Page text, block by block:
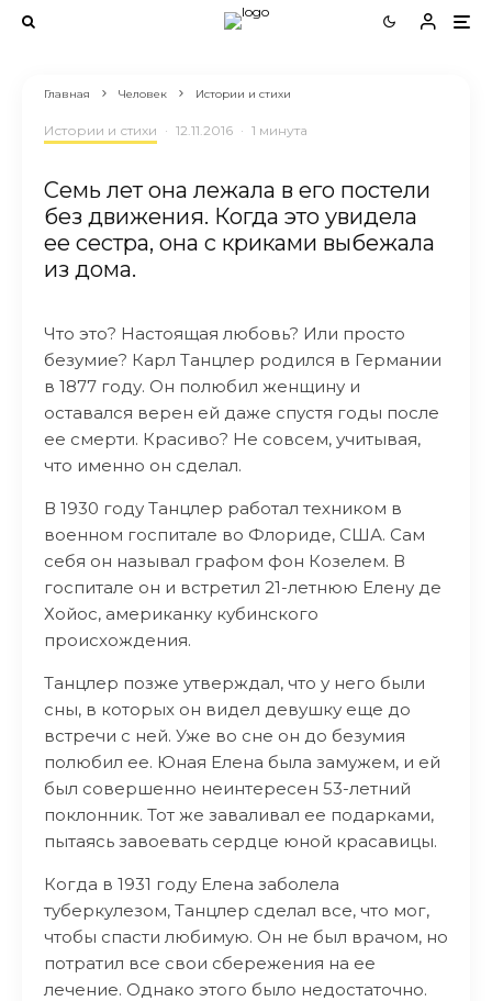
Главная Человек Истории и стихи
Истории и стихи · 12.11.2016 · 1 минута
Семь лет она лежала в его постели
без движения. Когда это увидела
ее сестра, она с криками выбежала
из дома.
Что это? Настоящая любовь? Или просто
безумие? Карл Танцлер родился в Германии
в 1877 году. Он полюбил женщину и
оставался верен ей даже спустя годы после
ее смерти. Красиво? Не совсем, учитывая,
что именно он сделал.
В 1930 году Танцлер работал техником в
военном госпитале во Флориде, США. Сам
себя он называл графом фон Козелем. В
госпитале он и встретил 21-летнюю Елену де
Хойос, американку кубинского
происхождения.
Танцлер позже утверждал, что у него были
сны, в которых он видел девушку еще до
встречи с ней. Уже во сне он до безумия
полюбил ее. Юная Елена была замужем, и ей
был совершенно неинтересен 53-летний
поклонник. Тот же заваливал ее подарками,
пытаясь завоевать сердце юной красавицы.
Когда в 1931 году Елена заболела
туберкулезом, Танцлер сделал все, что мог,
чтобы спасти любимую. Он не был врачом, но
потратил все свои сбережения на ее
лечение. Однако этого было недостаточно.